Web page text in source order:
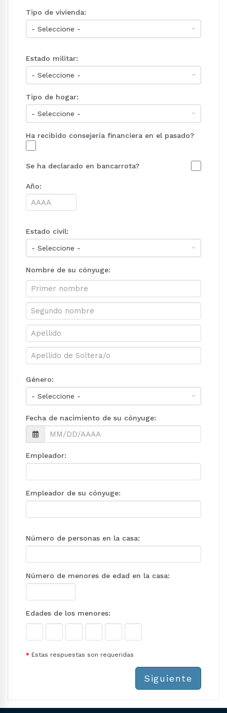
Tipo de vivienda:
Estado militar:
Tipo de hogar:
Ha recibido consejería financiera en el pasado?
Se ha declarado en bancarrota?
Año:
Estado civil:
Nombre de su cónyuge:
Género:
Fecha de nacimiento de su cónyuge:
Empleador:
Empleador de su cónyuge:
Número de personas en la casa:
Número de menores de edad en la casa:
Edades de los menores:
* Estas respuestas son requeridas
Siguiente